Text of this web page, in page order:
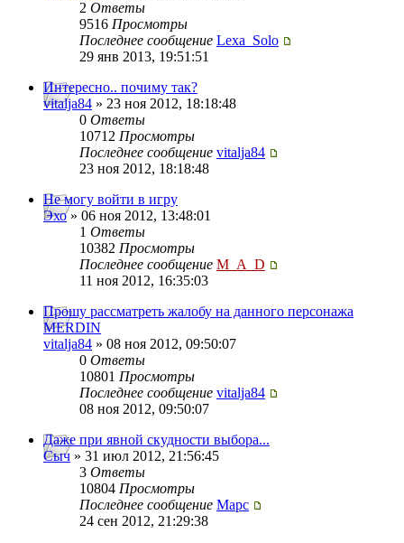
2 Ответы
9516 Просмотры
Последнее сообщение Lexa_Solo
29 янв 2013, 19:51:51
Интересно.. почиму так?
vitalja84 » 23 ноя 2012, 18:18:48
0 Ответы
10712 Просмотры
Последнее сообщение vitalja84
23 ноя 2012, 18:18:48
Не могу войти в игру
Эхо» 06 ноя 2012, 13:48:01
1 Ответы
10382 Просмотры
Последнее сообщение M_A_D
11 ноя 2012, 16:35:03
Прошу рассматреть жалобу на данного персонажа
MERDIN
vitalja84 » 08 ноя 2012, 09:50:07
0 Ответы
10801 Просмотры
Последнее сообщение vitalja84
08 ноя 2012, 09:50:07
Даже при явной скудности выбора...
Сыч » 31 июл 2012, 21:56:45
3 Ответы
10804 Просмотры
Последнее сообщение Mapc
24 сен 2012, 21:29:38